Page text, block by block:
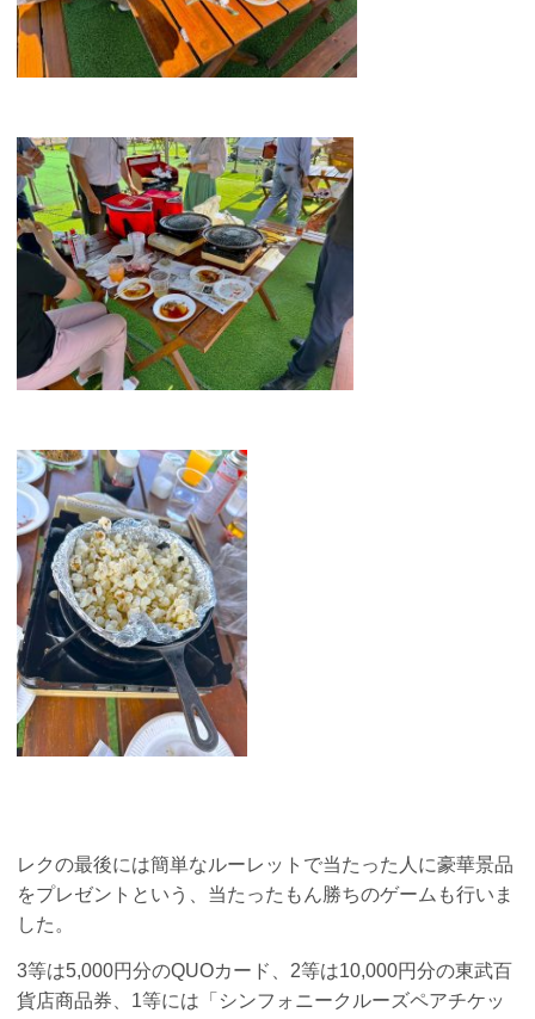
レクの最後には簡単なルーレットで当たった人に豪華景品
をプレゼントという、当たったもん勝ちのゲームも行いま
した。
3等は5,000円分のQUOカード、 2等は10,000円分の東武百
貨店商品券、 1等には「シンフォニークルーズペアチケッ